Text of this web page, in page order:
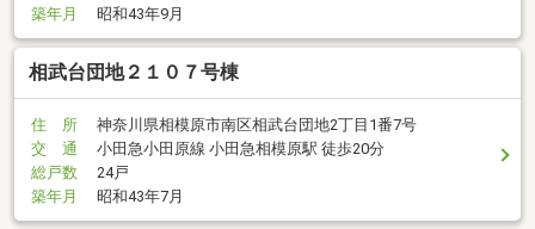
築年月
昭和43年9月
相武台団地２１０７号棟
住 所
神奈川県相模原市南区相武台団地2丁目1番7号
交 通
小田急小田原線 小田急相模原駅 徒歩20分
総戸数
24戸
築年月
昭和43年7月